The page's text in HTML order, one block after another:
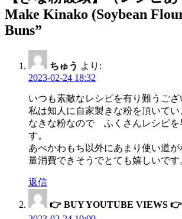
シ
ョ
Make Kinako (Soybean
Buns”
ちゅう より:
2023-02-24 18:32
いつも素敵なレシピを有り難うござ
私は知人に自家製きな粉を頂いて
なきな粉なので ふくさんレシピを
す。
あべかわもち以外にあまり使い道
量消費できそうでとても嬉しいです
返信
👉 BUY YOUTUBE VIEWS